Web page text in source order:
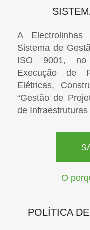
A Electrolinhas
Sistema de
ISO 9001, no
Execução de
Elétricas,
“Gestão de
de Infraestruturas
O
POLÍTICA